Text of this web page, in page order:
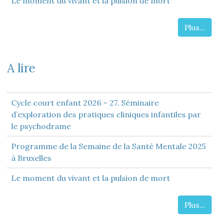
Plus...
A lire
Cycle court enfant 2026 – 27. Séminaire
d’exploration des pratiques cliniques infantiles par
le psychodrame
Programme de la Semaine de la Santé Mentale 2025
à Bruxelles
Le moment du vivant et la pulsion de mort
Plus...